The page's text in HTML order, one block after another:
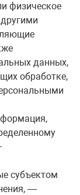
физическое
данных,
обработке,
субъектом
—